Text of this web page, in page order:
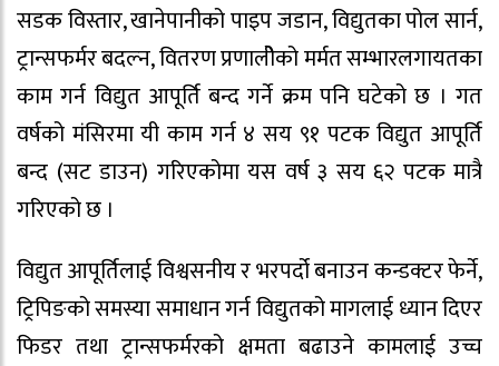
सडक विस्तार, खानेपानीको पाइप जडान, विद्युतका पोल सार्न,
ट्रान्सफर्मर बदल्न, वितरण प्रणालीेको मर्मत सम्भारलगायतका
काम गर्न विद्युत आपूर्ति बन्द गर्ने क्रम पनि घटेको छ । गत
वर्षको मंसिरमा यी काम गर्न ४ सय ९१ पटक विद्युत आपूर्ति
बन्द (सट डाउन) गरिएकोमा यस वर्ष ३ सय ६२ पटक मात्रै
गरिएको छ ।
विद्युत आपूर्तिलाई विश्वसनीय र भरपर्दो बनाउन कन्डक्टर फेर्ने,
ट्रिपिङको समस्या समाधान गर्न विद्युतको मागलाई ध्यान दिएर
फिडर तथा ट्रान्सफर्मरको क्षमता बढाउने कामलाई उच्च